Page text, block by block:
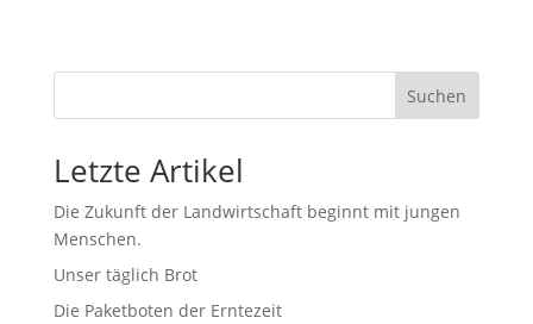
Suchen
Letzte Artikel
Die Zukunft der Landwirtschaft beginnt mit jungen
Menschen.
Unser täglich Brot
Die Paketboten der Erntezeit